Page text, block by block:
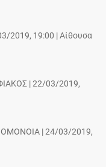
2019, 19:00 | Αίθουσα
| 22/03/2019,
| 24/03/2019,